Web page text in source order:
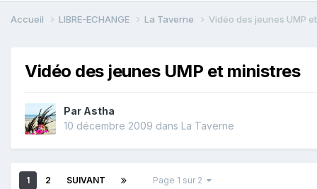
Accueil LIBRE-ECHANGE La Taverne Vidéo des jeunes UMP
Vidéo des jeunes UMP et ministres
Par Astha
10 décembre 2009 dans La Taverne
1 2 SUIVANT Page 1 sur 2